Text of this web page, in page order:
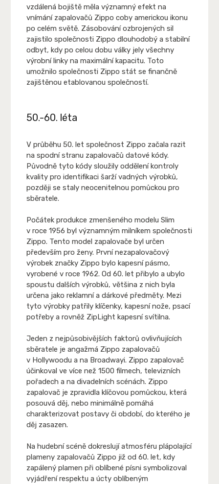
vzdálená bojiště měla významný efekt na
vnímání zapalovačů Zippo coby americkou ikonu
po celém světě. Zásobování ozbrojených sil
zajistilo společnosti Zippo dlouhodobý a stabilní
odbyt, kdy po celou dobu války jely všechny
výrobní linky na maximální kapacitu. Toto
umožnilo společnosti Zippo stát se finančně
zajištěnou etablovanou společností.
50.-60. léta
V průběhu 50. let společnost Zippo začala razit
na spodní stranu zapalovačů datové kódy.
Původně tyto kódy sloužily oddělení kontroly
kvality pro identifikaci šarží vadných výrobků,
později se staly neocenitelnou pomůckou pro
sběratele.
Počátek produkce zmenšeného modelu Slim
v roce 1956 byl významným milníkem společnosti
Zippo. Tento model zapalovače byl určen
především pro ženy. První nezapalovačový
výrobek značky Zippo bylo kapesní pásmo,
vyrobené v roce 1962. Od 60. let přibylo a ubylo
spoustu dalších výrobků, většina z nich byla
určena jako reklamní a dárkové předměty. Mezi
tyto výrobky patřily klíčenky, kapesní nože, psací
potřeby a rovněž ZipLight kapesní svítilna.
Jeden z nejpůsobivějších faktorů ovlivňujících
sběratele je angažmá Zippo zapalovačů
v Hollywoodu a na Broadwayi. Zippo zapalovač
účinkoval ve více než 1500 filmech, televizních
pořadech a na divadelních scénách. Zippo
zapalovač je zpravidla klíčovou pomůckou, která
posouvá děj, nebo minimálně pomáhá
charakterizovat postavy či období, do kterého je
děj zasazen.
Na hudební scéně dokreslují atmosféru plápolající
plameny zapalovačů Zippo již od 60. let, kdy
zapálený plamen při oblíbené písni symbolizoval
vyjádření respektu a úcty oblíbeným